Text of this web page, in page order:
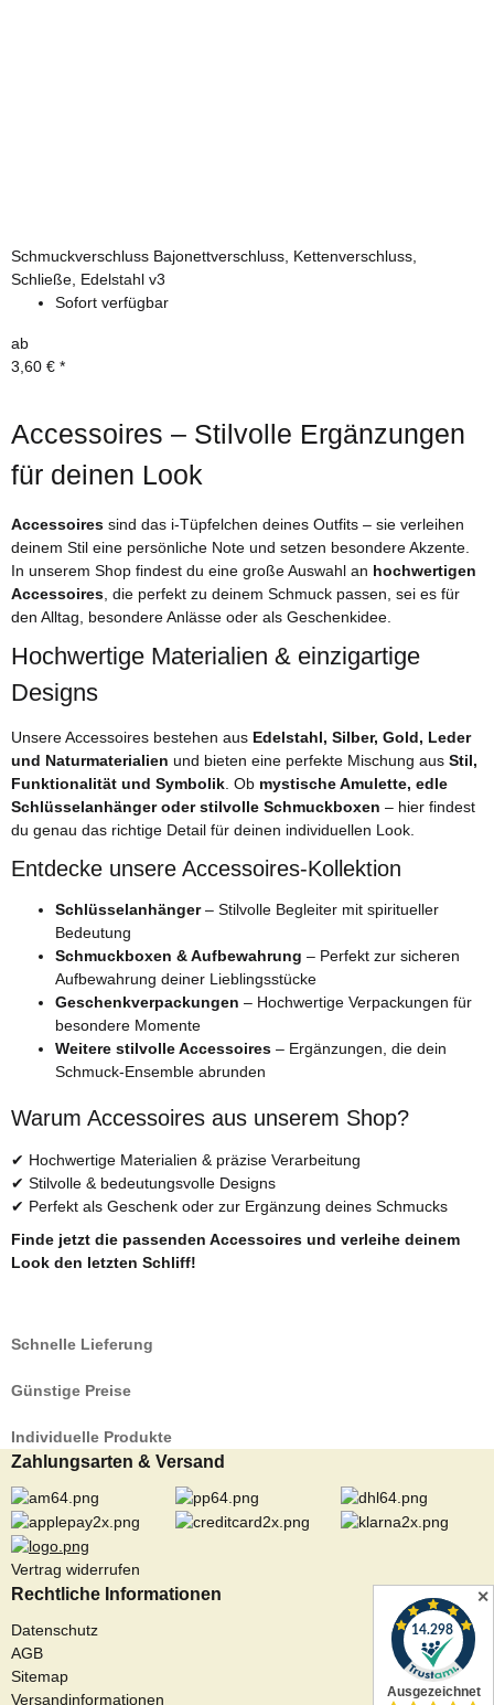
Schmuckverschluss Bajonettverschluss, Kettenverschluss,
Schließe, Edelstahl v3
Sofort verfügbar
ab
3,60 € *
Accessoires – Stilvolle Ergänzungen
für deinen Look
Accessoires sind das i-Tüpfelchen deines Outfits – sie verleihen
deinem Stil eine persönliche Note und setzen besondere Akzente.
In unserem Shop findest du eine große Auswahl an hochwertigen
Accessoires , die perfekt zu deinem Schmuck passen, sei es für
den Alltag, besondere Anlässe oder als Geschenkidee.
Hochwertige Materialien & einzigartige
Designs
Unsere Accessoires bestehen aus Edelstahl, Silber, Gold, Leder
und Naturmaterialien und bieten eine perfekte Mischung aus Stil,
Funktionalität und Symbolik . Ob mystische Amulette, edle
Schlüsselanhänger oder stilvolle Schmuckboxen – hier findest
du genau das richtige Detail für deinen individuellen Look.
Entdecke unsere Accessoires-Kollektion
Schlüsselanhänger– Stilvolle Begleiter mit spiritueller
Bedeutung
Schmuckboxen & Aufbewahrung – Perfekt zur sicheren
Aufbewahrung deiner Lieblingsstücke
Geschenkverpackungen – Hochwertige Verpackungen für
besondere Momente
Weitere stilvolle Accessoires – Ergänzungen, die dein
Schmuck-Ensemble abrunden
Warum Accessoires aus unserem Shop?
✔ Hochwertige Materialien & präzise Verarbeitung
✔ Stilvolle & bedeutungsvolle Designs
✔ Perfekt als Geschenk oder zur Ergänzung deines Schmucks
Finde jetzt die passenden Accessoires und verleihe deinem
Look den letzten Schliff!
Schnelle Lieferung
Günstige Preise
Individuelle Produkte
Zahlungsarten & Versand
Vertrag widerrufen
Rechtliche Informationen
Datenschutz
AGB
Sitemap
Versandinformationen
✕